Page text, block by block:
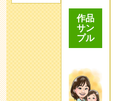
作品
サン
プル